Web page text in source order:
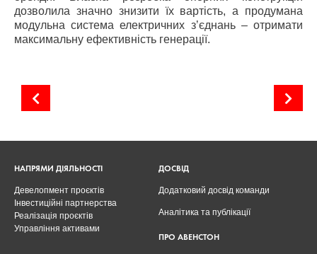
дозволила значно знизити їх вартість, а продумана
модульна система електричних зʼєднань – отримати
максимальну ефективність генерації.
НАПРЯМИ ДІЯЛЬНОСТІ
Девелопмент проєктів
Інвестиційні партнерства
Реалізація проєктів
Управління активами
ДОСВІД
Додатковий досвід команди
Аналітика та публікації
ПРО АВЕНСТОН